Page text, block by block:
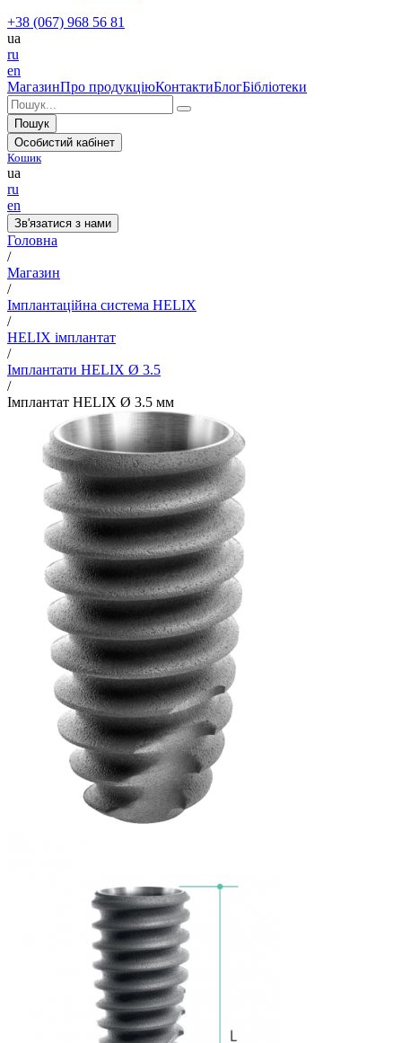
+38 (067) 968 56 81
ua
ru
en
МагазинПро продукціюКонтактиБлогБібліотеки
Пошук
Особистий кабінет
Кошик
ua
ru
en
Зв'язатися з нами
Головна
/
Магазин
/
Імплантаційна система HELIX
/
HELIX імплантат
/
Імплантати HELIX Ø 3.5
/
Імплантат HELIX Ø 3.5 мм